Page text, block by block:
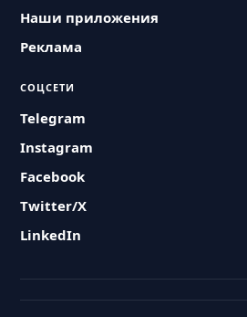
Наши приложения
Реклама
СОЦСЕТИ
Telegram
Instagram
Facebook
Twitter/X
LinkedIn